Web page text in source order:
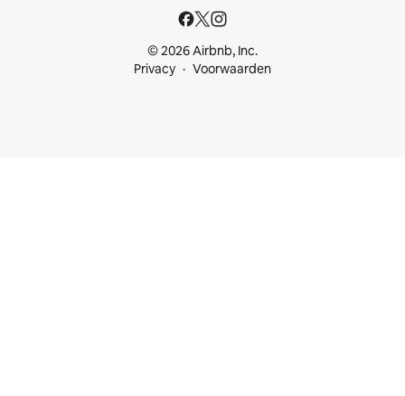
© 2026 Airbnb, Inc.
Privacy
Voorwaarden